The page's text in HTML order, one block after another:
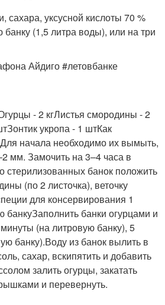
сахара, уксусной кислоты 70 %
банку (1,5 литра воды), или на три
Айдиго #летовбанке
- 2 кгЛистья смородины - 2
укропа - 1 штКак
начала необходимо их вымыть,
мм. Замочить на 3–4 часа в
стерилизованных банок положить
(по 2 листочка), веточку
для консервирования 1
банкуЗаполнить банки огурцами и
(на литровую банку), 5
банку).Воду из банок вылить в
сахар, вскипятить и добавить
залить огурцы, закатать
и перевернуть.